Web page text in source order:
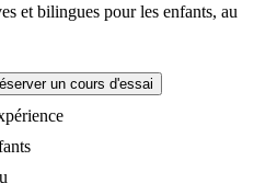
et bilingues pour les enfants, au
un cours d'essai